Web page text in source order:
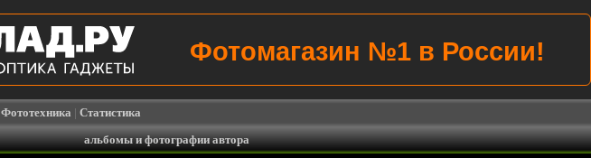
Фотомагазин №1 в России!
Фототехника | Статистика
альбомы и фотографии автора